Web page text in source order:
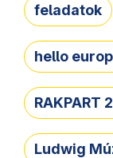
feladatok
hello
RAKPART
Ludwig